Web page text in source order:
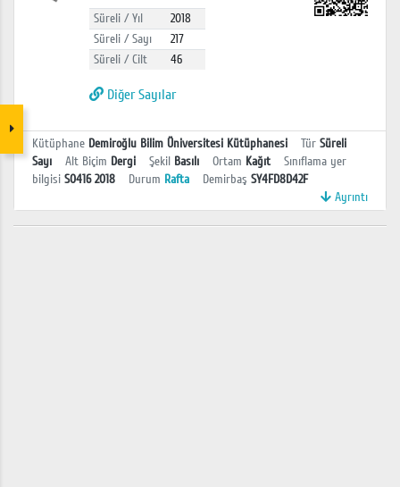
Süreli / Yıl
2018
Süreli / Sayı
217
Süreli / Cilt
46
Diğer Sayılar
Kütüphane Demiroğlu Bilim Üniversitesi Kütüphanesi Tür Süreli
Sayı
Alt Biçim Dergi Şekil Basılı Ortam Kağıt
Sınıflama yer
bilgisi S0416 2018 Durum Rafta Demirbaş SY4FD8D42F
Ayrıntı